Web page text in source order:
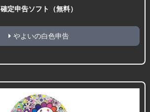
確定申告ソフト（無料）
やよいの白色申告